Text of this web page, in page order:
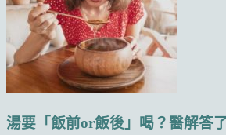
湯要「飯前or飯後」喝？醫解答